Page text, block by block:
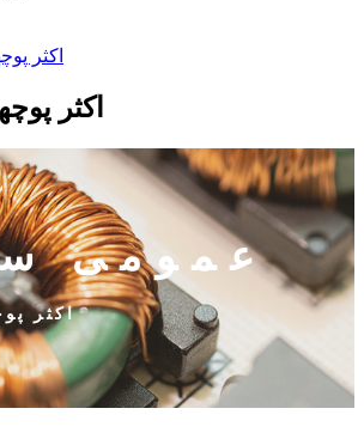
اکثر
اکثر
عمومی
اکثر